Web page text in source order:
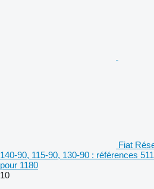
Fiat
140-90, 115-90, 130-90 : références
pour 1180
10